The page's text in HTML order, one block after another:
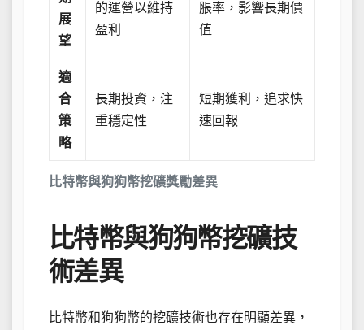
比特幣與狗狗幣挖礦獎勵差異
展
望
的運營以維持
盈利
脹率，影響長期價
值
適
合
策
略
長期投資，注
重穩定性
短期獲利，追求快
速回報
比特幣與狗狗幣挖礦技
術差異
比特幣和狗狗幣的挖礦技術也存在明顯差異，